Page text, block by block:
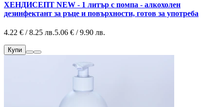
ХЕНДИСЕПТ NEW - 1 литър с помпа - алкохолен
дезинфектант за ръце и повърхности, готов за употреба
4.22 € / 8.25 лв.5.06 € / 9.90 лв.
Купи